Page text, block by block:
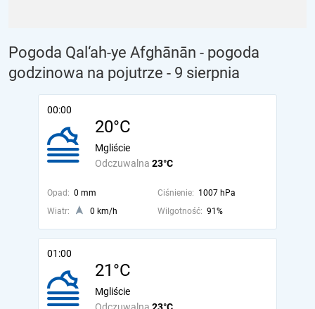
Pogoda Qal‘ah-ye Afghānān - pogoda
godzinowa na pojutrze - 9 sierpnia
00:00
20°C
Odczuwalna 23°C
Mgliście
Opad: 0 mm Ciśnienie: 1007 hPa
Wiatr:
0 km/h Wilgotność: 91%
01:00
21°C
Mgliście